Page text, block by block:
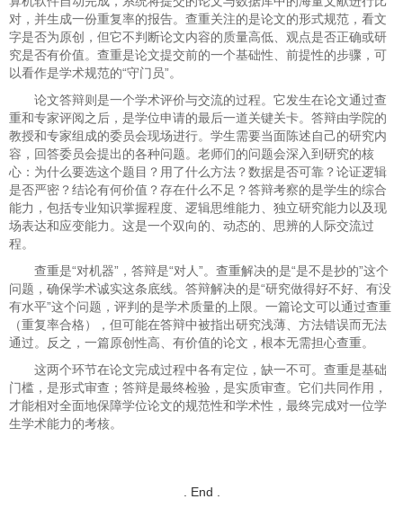
对，并生成一份重复率的报告。查重关注的是论文的形式规范，看文
字是否为原创，但它不判断论文内容的质量高低、观点是否正确或研
究是否有价值。查重是论文提交前的一个基础性、前提性的步骤，可
以看作是学术规范的“守门员”。
论文答辩则是一个学术评价与交流的过程。它发生在论文通过查
重和专家评阅之后，是学位申请的最后一道关键关卡。答辩由学院的
教授和专家组成的委员会现场进行。学生需要当面陈述自己的研究内
容，回答委员会提出的各种问题。老师们的问题会深入到研究的核
心：为什么要选这个题目？用了什么方法？数据是否可靠？论证逻辑
是否严密？结论有何价值？存在什么不足？答辩考察的是学生的综合
能力，包括专业知识掌握程度、逻辑思维能力、独立研究能力以及现
场表达和应变能力。这是一个双向的、动态的、思辨的人际交流过
程。
查重是“对机器”，答辩是“对人”。查重解决的是“是不是抄的”这个
问题，确保学术诚实这条底线。答辩解决的是“研究做得好不好、有没
有水平”这个问题，评判的是学术质量的上限。一篇论文可以通过查重
（重复率合格），但可能在答辩中被指出研究浅薄、方法错误而无法
通过。反之，一篇原创性高、有价值的论文，根本无需担心查重。
这两个环节在论文完成过程中各有定位，缺一不可。查重是基础
门槛，是形式审查；答辩是最终检验，是实质审查。它们共同作用，
才能相对全面地保障学位论文的规范性和学术性，最终完成对一位学
生学术能力的考核。
. End .